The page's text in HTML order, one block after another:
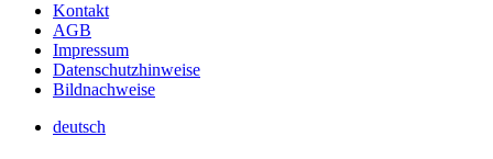
Kontakt
AGB
Impressum
Datenschutzhinweise
Bildnachweise
deutsch